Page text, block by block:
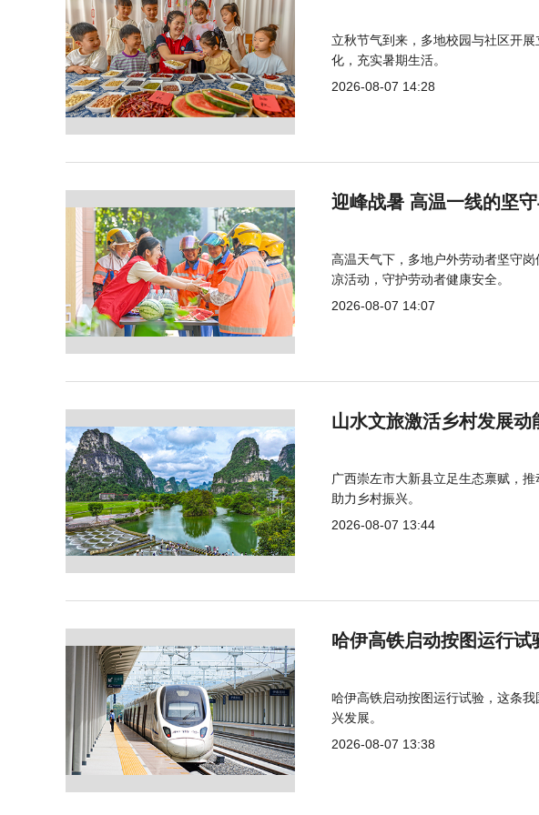
立秋节气到来，多地校园与社区开
化，充实暑期生活。
2026-08-07 14:28
迎峰战暑 高温一线的坚
高温天气下，多地户外劳动者坚守
凉活动，守护劳动者健康安全。
2026-08-07 14:07
山水文旅激活乡村发展动
广西崇左市大新县立足生态禀赋，
助力乡村振兴。
2026-08-07 13:44
哈伊高铁启动按图运行试
哈伊高铁启动按图运行试验，这条
兴发展。
2026-08-07 13:38